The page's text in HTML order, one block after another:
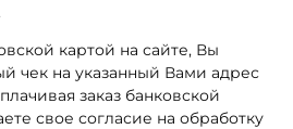
картой на сайте, Вы
чек на указанный Вами адрес
заказ банковской
свое согласие на обработку